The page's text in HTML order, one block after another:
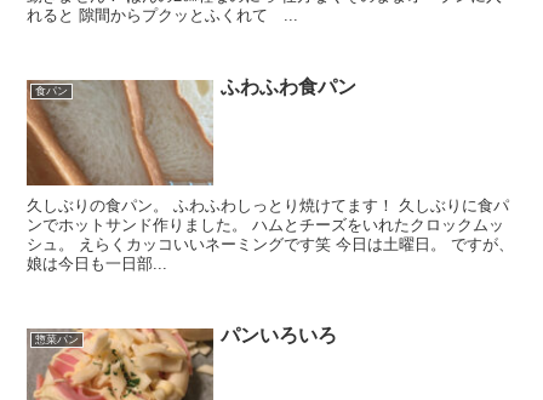
れると 隙間からプクッとふくれて ...
食パン ふわふわ食パン
久しぶりの食パン。 ふわふわしっとり焼けてます！ 久しぶりに食パ
ンでホットサンド作りました。 ハムとチーズをいれたクロックムッ
シュ。 えらくカッコいいネーミングです笑 今日は土曜日。 ですが、
娘は今日も一日部...
惣菜パン パンいろいろ